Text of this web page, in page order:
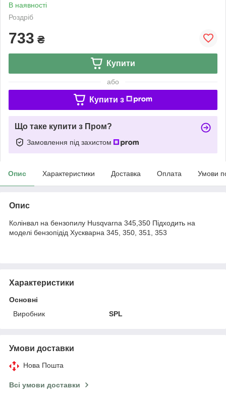
В наявності
Роздріб
733 ₴
Купити
або
Купити з
Що таке купити з Пром?
Замовлення під захистом
Опис Характеристики Доставка Оплата Умови
Опис
Колінвал на бензопилу Husqvarna 345,350 Підходить на
моделі бензопідід Хускварна 345, 350, 351, 353
Характеристики
Основні
Виробник
SPL
Умови доставки
Нова Пошта
Всі умови доставки